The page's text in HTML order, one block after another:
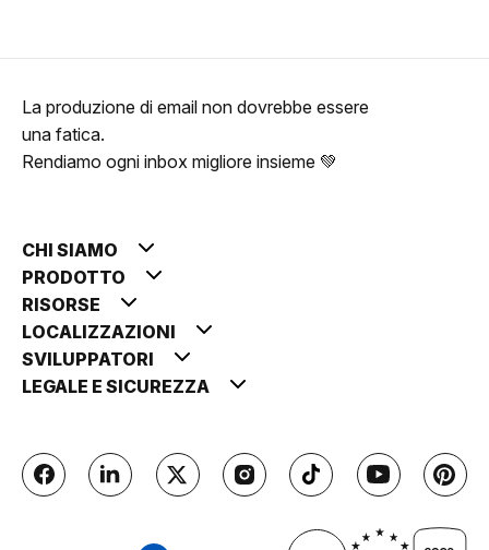
La produzione di email non dovrebbe essere
una fatica.
Rendiamo ogni inbox migliore insieme 💚
CHI SIAMO
PRODOTTO
RISORSE
LOCALIZZAZIONI
SVILUPPATORI
LEGALE E SICUREZZA